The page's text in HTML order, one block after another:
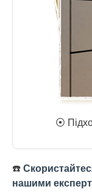
⦿
☎️
нашими